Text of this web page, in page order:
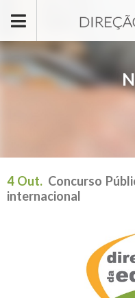
4 Out. Concurso
internacional